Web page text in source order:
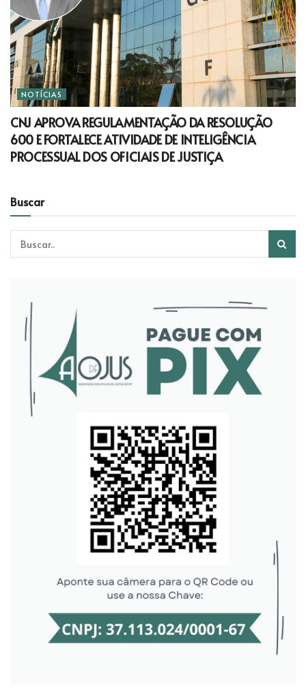
NOTÍCIAS
CNJ APROVA REGULAMENTAÇÃO DA RESOLUÇÃO
600 E FORTALECE ATIVIDADE DE INTELIGÊNCIA
PROCESSUAL DOS OFICIAIS DE JUSTIÇA
Buscar